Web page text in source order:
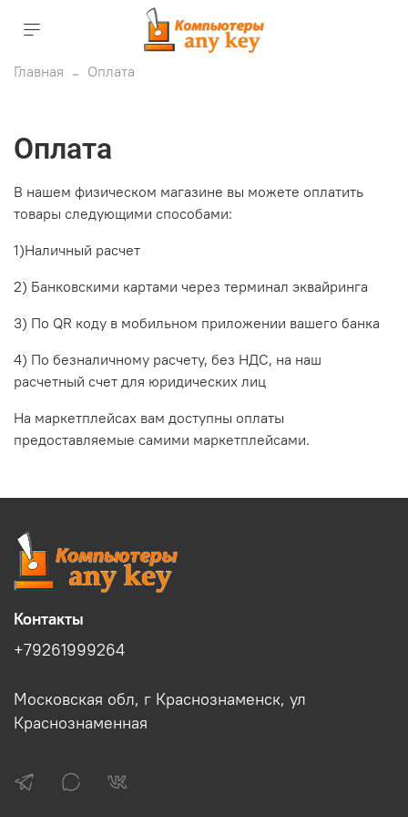
Главная Оплата
Оплата
В нашем физическом магазине вы можете оплатить
товары следующими способами:
1)Наличный расчет
2) Банковскими картами через терминал эквайринга
3) По QR коду в мобильном приложении вашего банка
4) По безналичному расчету, без НДС, на наш
расчетный счет для юридических лиц
На маркетплейсах вам доступны оплаты
предоставляемые самими маркетплейсами.
Контакты
+79261999264
Московская обл, г Краснознаменск, ул
Краснознаменная